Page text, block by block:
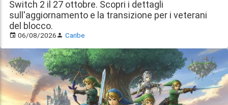
Switch 2 il 27 ottobre. Scopri i dettagli
sull'aggiornamento e la transizione per i veterani
del blocco.
06/08/2026 Caribe